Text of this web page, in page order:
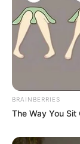
BRAINBERRIES
The Way You Sit